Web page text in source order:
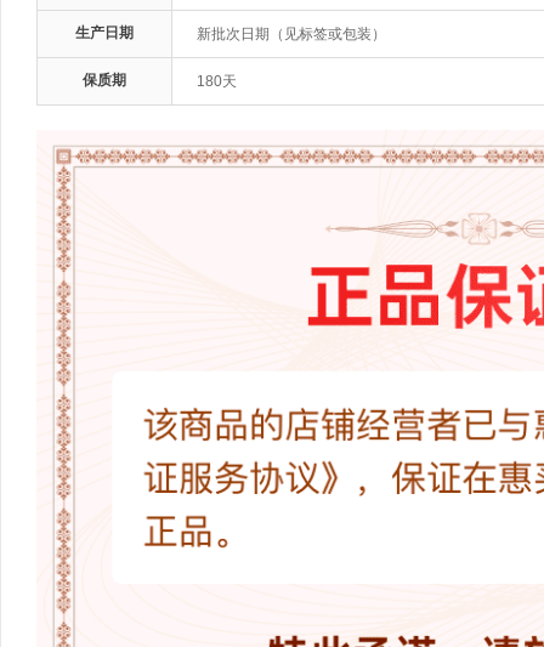
生产日期 新批次日期（见标签或包装）
保质期 180天